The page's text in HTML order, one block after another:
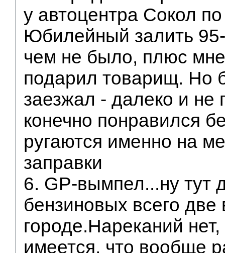
у автоцентра Сокол
Юбилейный залить
чем не было, плюс мне
подарил товарищ. Но
заезжал - далеко и не
конечно понравился
ругаются именно на
заправки
6. GP-вымпел...ну тут
бензиновых всего две
городе.Нареканий
имеется, что вообще